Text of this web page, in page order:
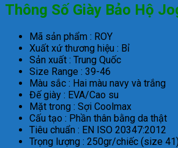
Thông Số Giày Bảo Hộ
Mã sản phẩm : ROY
Xuất xứ thương hiệu : Bỉ
Sản xuất : Trung Quốc
Size Range : 39-46
Màu sắc : Hai màu navy và trắng
Đế giày : EVA/Cao su
Mặt trong : Sợi Coolmax
Cấu tạo : Phần thân bằng da thật
Tiêu chuẩn : EN ISO 20347:2012
Trọng lượng : 250gr/chiếc (size